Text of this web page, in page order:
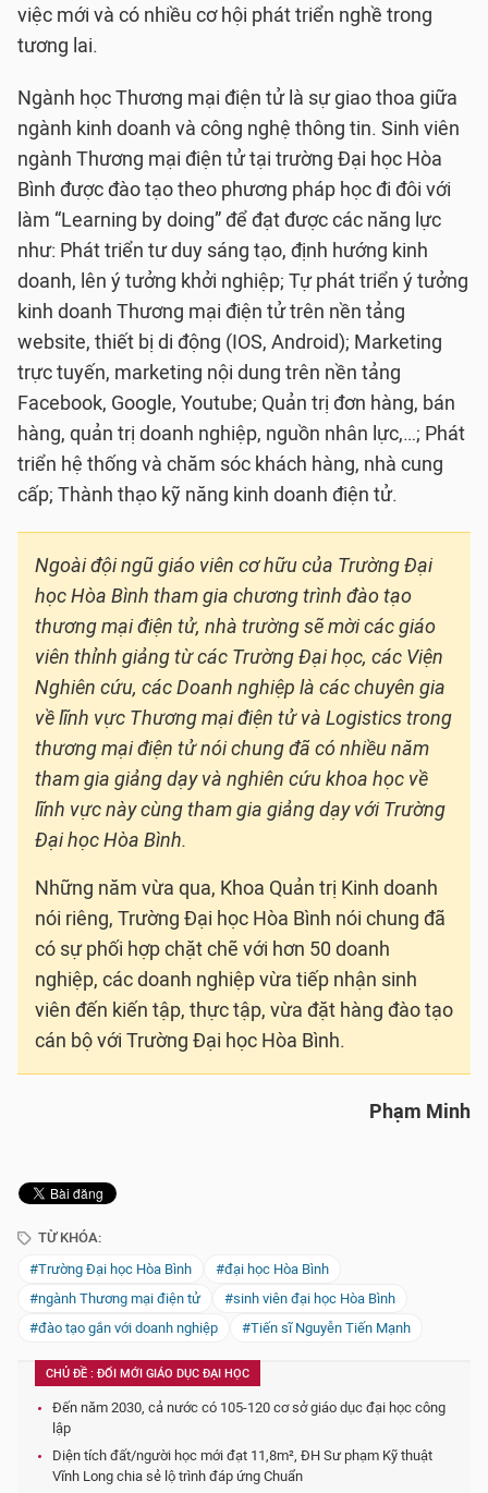
việc mới và có nhiều cơ hội phát triển nghề trong
tương lai.
Ngành học Thương mại điện tử là sự giao thoa giữa
ngành kinh doanh và công nghệ thông tin. Sinh viên
ngành Thương mại điện tử tại trường Đại học Hòa
Bình được đào tạo theo phương pháp học đi đôi với
làm “Learning by doing” để đạt được các năng lực
như: Phát triển tư duy sáng tạo, định hướng kinh
doanh, lên ý tưởng khởi nghiệp; Tự phát triển ý tưởng
kinh doanh Thương mại điện tử trên nền tảng
website, thiết bị di động (IOS, Android); Marketing
trực tuyến, marketing nội dung trên nền tảng
Facebook, Google, Youtube; Quản trị đơn hàng, bán
hàng, quản trị doanh nghiệp, nguồn nhân lực,…; Phát
triển hệ thống và chăm sóc khách hàng, nhà cung
cấp; Thành thạo kỹ năng kinh doanh điện tử.
Ngoài đội ngũ giáo viên cơ hữu của Trường Đại
học Hòa Bình tham gia chương trình đào tạo
thương mại điện tử, nhà trường sẽ mời các giáo
viên thỉnh giảng từ các Trường Đại học, các Viện
Nghiên cứu, các Doanh nghiệp là các chuyên gia
về lĩnh vực Thương mại điện tử và Logistics trong
thương mại điện tử nói chung đã có nhiều năm
tham gia giảng dạy và nghiên cứu khoa học về
lĩnh vực này cùng tham gia giảng dạy với Trường
Đại học Hòa Bình.
Những năm vừa qua, Khoa Quản trị Kinh doanh
nói riêng, Trường Đại học Hòa Bình nói chung đã
có sự phối hợp chặt chẽ với hơn 50 doanh
nghiệp, các doanh nghiệp vừa tiếp nhận sinh
viên đến kiến tập, thực tập, vừa đặt hàng đào tạo
cán bộ với Trường Đại học Hòa Bình.
Phạm Minh
TỪ KHÓA:
#Trường Đại học Hòa Bình
#đại học Hòa Bình
#ngành Thương mại điện tử
#sinh viên đại học Hòa Bình
#đào tạo gắn với doanh nghiệp
#Tiến sĩ Nguyễn Tiến Mạnh
CHỦ ĐỀ : ĐỔI MỚI GIÁO DỤC ĐẠI HỌC
Đến năm 2030, cả nước có 105-120 cơ sở giáo dục đại học công
lập
Diện tích đất/người học mới đạt 11,8m², ĐH Sư phạm Kỹ thuật
Vĩnh Long chia sẻ lộ trình đáp ứng Chuẩn